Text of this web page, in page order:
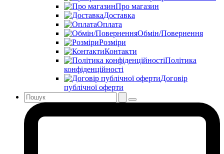
Про магазин
Доставка
Оплата
Обмін/Повернення
Розміри
Контакти
Політика
конфіденційності
Договір
публічної оферти